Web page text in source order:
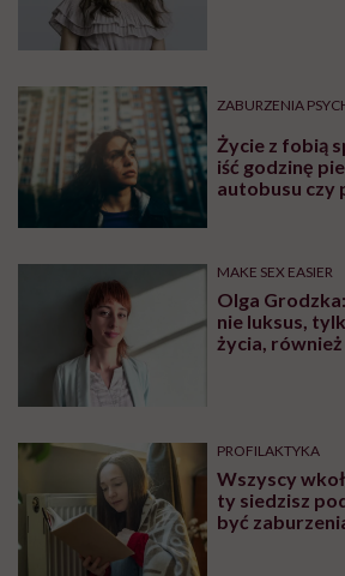
Świadczenia psychiatrycznej
dzieci i młodzieży są realizowane na
poziomach.
I poziom
Psychoterapeutycznej dla Dzieci i
W przypadku występowania
związanych z problemami
Ośrodka Środowiskowej Opieki
Psychoterapeutycznej dla Dzieci i
Młodzieży. Świadczenia
18 r.ż. oraz młodzieży do 21 r.ż.